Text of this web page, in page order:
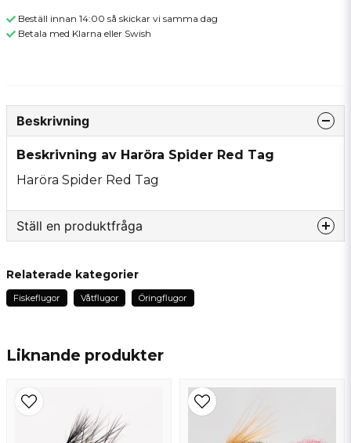
Beställ innan 14:00 så skickar vi samma dag
Betala med Klarna eller Swish
Liknande produkter
Beskrivning
Beskrivning av Haröra Spider Red Tag
Haröra Spider Red Tag
Ställ en produktfråga
Fråga oss något om denna produkten...
Namn
email
Mejladress
Relaterade kategorier
Fiskeflugor Våtflugor Öringflugor